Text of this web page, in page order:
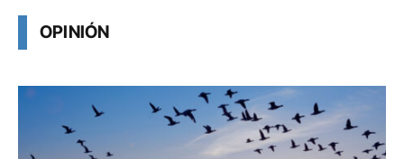
OPINIÓN